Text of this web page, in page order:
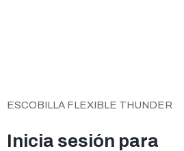
ESCOBILLA FLEXIBLE THUNDER
Inicia sesión para